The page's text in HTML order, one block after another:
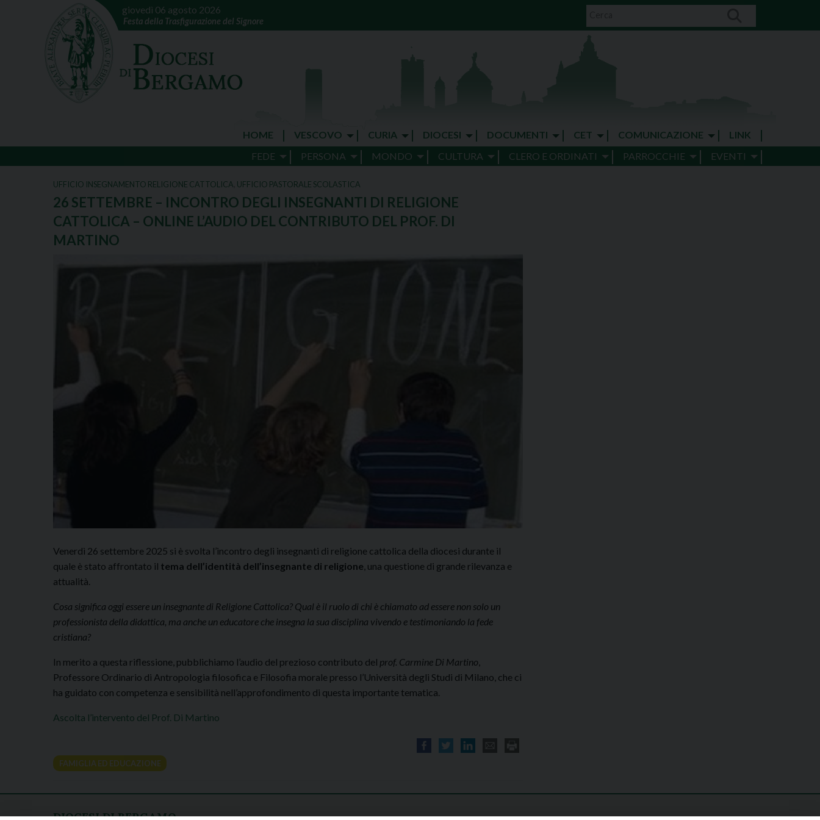
giovedì 06 agosto 2026
Festa della Trasfigurazione del Signore
HOME VESCOVO CURIA DIOCESI DOCUMENTI CET COMUNICAZIONE
LINK
FEDE
PERSONA MONDO CULTURA CLERO E ORDINATI PARROCCHIE EVENTI
UFFICIO INSEGNAMENTO RELIGIONE CATTOLICA UFFICIO PASTORALE SCOLASTICA
26 SETTEMBRE – INCONTRO DEGLI INSEGNANTI DI RELIGIONE
CATTOLICA – ONLINE L’AUDIO DEL CONTRIBUTO DEL PROF. DI
MARTINO
Venerdì 26 settembre 2025 si è svolta l’incontro degli insegnanti di religione cattolica della diocesi durante il
quale è stato affrontato il tema dell’identità dell’insegnante di religione , una questione di grande rilevanza e
attualità.
Cosa significa oggi essere un insegnante di Religione Cattolica? Qual è il ruolo di chi è chiamato ad essere non solo un
professionista della didattica, ma anche un educatore che insegna la sua disciplina vivendo e testimoniando la fede
cristiana?
In merito a questa riflessione, pubblichiamo l’audio del prezioso contributo del prof. Carmine Di Martino
Professore Ordinario di Antropologia filosofica e Filosofia morale presso l’Università degli Studi di Milano, che ci
ha guidato con competenza e sensibilità nell’approfondimento di questa importante tematica.
Ascolta l’intervento del Prof. Di Martino
FAMIGLIA ED EDUCAZIONE
DIOCESI DI BERGAMO